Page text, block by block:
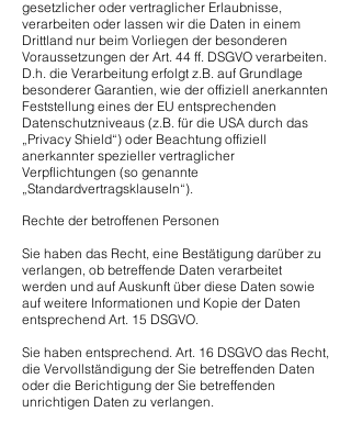
gesetzlicher oder vertraglicher Erlaubnisse,
verarbeiten oder lassen wir die Daten in einem
Drittland nur beim Vorliegen der besonderen
Voraussetzungen der Art. 44 ff. DSGVO verarbeiten.
D.h. die Verarbeitung erfolgt z.B. auf Grundlage
besonderer Garantien, wie der offiziell anerkannten
Feststellung eines der EU entsprechenden
Datenschutzniveaus (z.B. für die USA durch das
„Privacy Shield“) oder Beachtung offiziell
anerkannter spezieller vertraglicher
Verpflichtungen (so genannte
„Standardvertragsklauseln“).
Rechte der betroffenen Personen
Sie haben das Recht, eine Bestätigung darüber zu
verlangen, ob betreffende Daten verarbeitet
werden und auf Auskunft über diese Daten sowie
auf weitere Informationen und Kopie der Daten
entsprechend Art. 15 DSGVO.
Sie haben entsprechend. Art. 16 DSGVO das Recht,
die Vervollständigung der Sie betreffenden Daten
oder die Berichtigung der Sie betreffenden
unrichtigen Daten zu verlangen.